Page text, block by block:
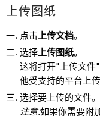
上传图纸
点击上传文档。
选择上传图纸。
这将打开"上传文件
他受支持的平台上传
选择要上传的文件。
注意:如果你需要附